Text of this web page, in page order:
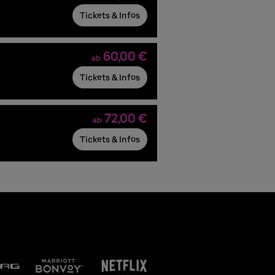
Tickets & Infos
ab 60,00 €
Tickets & Infos
ab 72,00 €
Tickets & Infos